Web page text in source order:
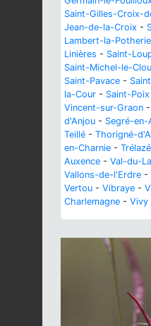
Saint-Gilles-Croix-
Jean-de-la-Croix -
Lambert-la-Potherie
Linières - Saint-
Saint-Michel-le-
Saint-Pavace -
la-Cour - Saint-Poix
Vincent-sur-Graon -
d'Anjou - Segré-en-
Teillé - Thorigné-
en-Charnie - Trélazé
Auxence - Val-du-
Vallons-de-l'Erdre -
Vertou - Vibraye -
Charlemagne - Vivy